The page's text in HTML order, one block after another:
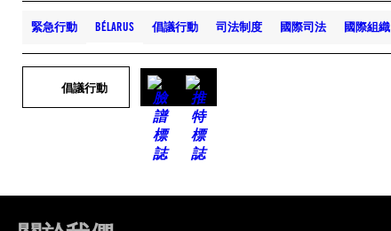
緊急行動 BÉLARUS 倡議行動 司法制度 國際司法 國際組織
倡議行動